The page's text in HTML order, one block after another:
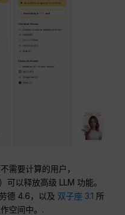
需要计算的用户，
以释放高级 LLM 功能。
劳德 4.6，以及 双子座 3.1 所
空间中。.